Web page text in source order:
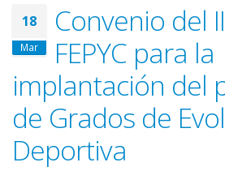
18
Mar
Convenio del
FEPYC para la
implantación del
de Grados de
Deportiva